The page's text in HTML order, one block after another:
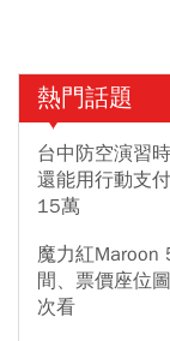
熱門話題
台中防空演習
還能用行動支
15萬
魔力紅Maroon
間、票價座位
次看